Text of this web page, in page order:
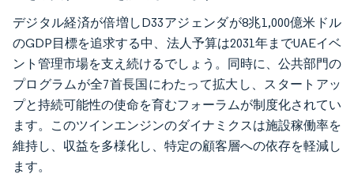
デジタル経済が倍増しD33アジェンダが8兆1,000億米ドル
のGDP目標を追求する中、法人予算は2031年までUAEイベ
ント管理市場を支え続けるでしょう。同時に、公共部門の
プログラムが全7首長国にわたって拡大し、スタートアッ
プと持続可能性の使命を育むフォーラムが制度化されてい
ます。このツインエンジンのダイナミクスは施設稼働率を
維持し、収益を多様化し、特定の顧客層への依存を軽減し
ます。